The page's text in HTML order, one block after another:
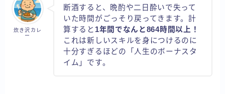
炊き沢カレ
ー
断酒すると、晩酌や二日酔いで失って
いた時間がごっそり戻ってきます。計
算すると 1年間でなんと864時間以上！
これは新しいスキルを身につけるのに
十分すぎるほどの「人生のボーナスタ
イム」です。